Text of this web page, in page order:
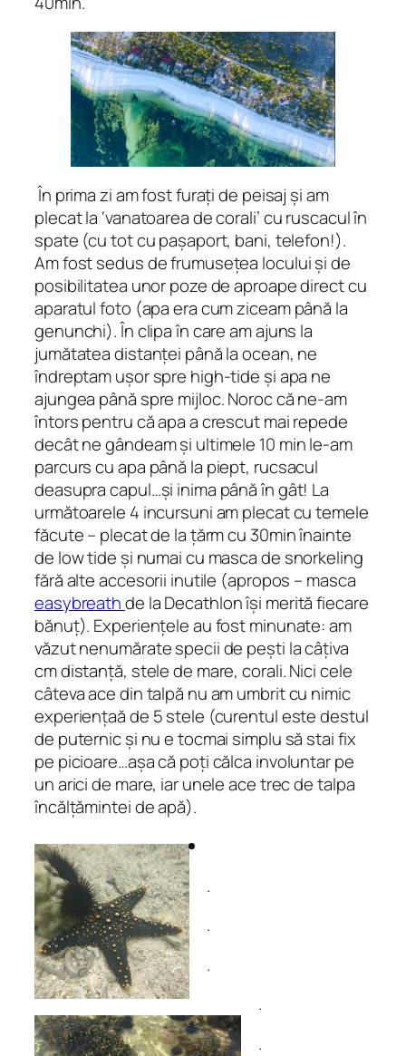
În prima zi am fost furați de peisaj și am
plecat la ‘vanatoarea de corali’ cu ruscacul în
spate (cu tot cu pașaport, bani, telefon!).
Am fost sedus de frumusețea locului și de
posibilitatea unor poze de aproape direct cu
aparatul foto (apa era cum ziceam până la
genunchi). În clipa în care am ajuns la
jumătatea distanței până la ocean, ne
îndreptam ușor spre high-tide și apa ne
ajungea până spre mijloc. Noroc că ne-am
întors pentru că apa a crescut mai repede
decât ne gândeam și ultimele 10 min le-am
parcurs cu apa până la piept, rucsacul
deasupra capul…și inima până în gât! La
următoarele 4 incursuni am plecat cu temele
făcute – plecat de la țărm cu 30min înainte
de low tide și numai cu masca de snorkeling
fără alte accesorii inutile (apropos – masca
easybreathde la Decathlon își merită fiecare
bănuț). Experiențele au fost minunate: am
văzut nenumărate specii de pești la câțiva
cm distanță, stele de mare, corali. Nici cele
câteva ace din talpă nu am umbrit cu nimic
experiențaă de 5 stele (curentul este destul
de puternic și nu e tocmai simplu să stai fix
pe picioare…așa că poți călca involuntar pe
un arici de mare, iar unele ace trec de talpa
încălțămintei de apă).
.
.
.
.
.